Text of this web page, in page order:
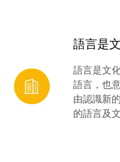
語言是
語言是文
語言，也
由認識新
的語言及文